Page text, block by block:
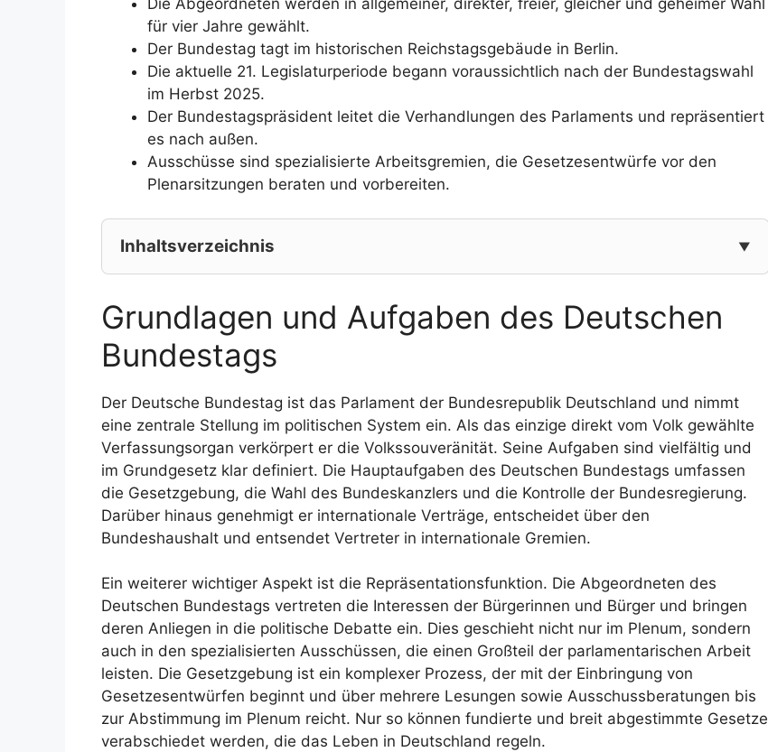
für vier Jahre gewählt.
Der Bundestag tagt im historischen Reichstagsgebäude in Berlin.
Die aktuelle 21. Legislaturperiode begann voraussichtlich nach der Bundestagswahl
im Herbst 2025.
Der Bundestagspräsident leitet die Verhandlungen des Parlaments und repräsentiert
es nach außen.
Ausschüsse sind spezialisierte Arbeitsgremien, die Gesetzesentwürfe vor den
Plenarsitzungen beraten und vorbereiten.
Inhaltsverzeichnis
Grundlagen und Aufgaben des Deutschen
Bundestags
Der Deutsche Bundestag ist das Parlament der Bundesrepublik Deutschland und nimmt
eine zentrale Stellung im politischen System ein. Als das einzige direkt vom Volk gewählte
Verfassungsorgan verkörpert er die Volkssouveränität. Seine Aufgaben sind vielfältig und
im Grundgesetz klar definiert. Die Hauptaufgaben des Deutschen Bundestags umfassen
die Gesetzgebung, die Wahl des Bundeskanzlers und die Kontrolle der Bundesregierung.
Darüber hinaus genehmigt er internationale Verträge, entscheidet über den
Bundeshaushalt und entsendet Vertreter in internationale Gremien.
Ein weiterer wichtiger Aspekt ist die Repräsentationsfunktion. Die Abgeordneten des
Deutschen Bundestags vertreten die Interessen der Bürgerinnen und Bürger und bringen
deren Anliegen in die politische Debatte ein. Dies geschieht nicht nur im Plenum, sondern
auch in den spezialisierten Ausschüssen, die einen Großteil der parlamentarischen Arbeit
leisten. Die Gesetzgebung ist ein komplexer Prozess, der mit der Einbringung von
Gesetzesentwürfen beginnt und über mehrere Lesungen sowie Ausschussberatungen bis
zur Abstimmung im Plenum reicht. Nur so können fundierte und breit abgestimmte Gesetze
verabschiedet werden, die das Leben in Deutschland regeln.